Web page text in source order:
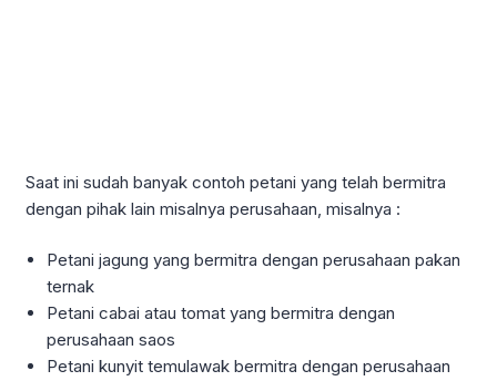
Saat ini sudah banyak contoh petani yang telah bermitra
dengan pihak lain misalnya perusahaan, misalnya :
Petani jagung yang bermitra dengan perusahaan pakan
ternak
Petani cabai atau tomat yang bermitra dengan
perusahaan saos
Petani kunyit temulawak bermitra dengan perusahaan